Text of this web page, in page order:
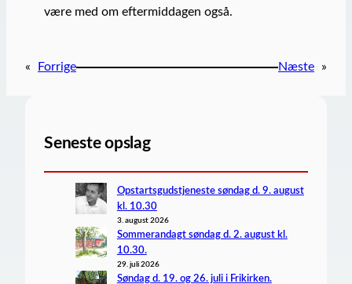
være med om eftermiddagen også.
« Forrige Næste »
Seneste opslag
Opstartsgudstjeneste søndag d. 9. august
kl. 10.30
3. august 2026
Sommerandagt søndag d. 2. august kl.
10.30.
29. juli 2026
Søndag d. 19. og 26. juli i Frikirken.